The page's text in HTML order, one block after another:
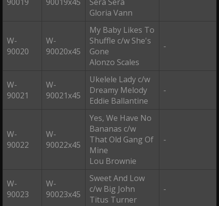
Gloria Vann
W-
90020
W-
90020x45
My Baby Likes To
Shuffle c/w She's
Gone
Alonzo Scales
-
W-
90021
W-
90021x45
Ukelele Lady c/w
Dreamy Melody
Eddie Ballantine
-
W-
90022
W-
90022x45
Yes, We Have No
Bananas c/w
That Old Gang Of
Mine
Lou Brownie
-
W-
90023
W-
90023x45
Sweet And Low
c/w Big John
Titus Turner
-